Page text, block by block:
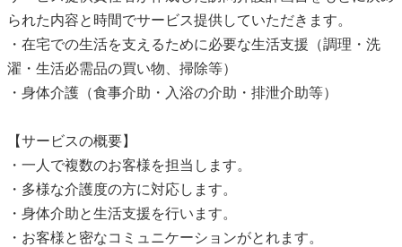
られた内容と時間でサービス提供していただきます。
・在宅での生活を支えるために必要な生活支援（調理・洗
濯・生活必需品の買い物、掃除等）
・身体介護（食事介助・入浴の介助・排泄介助等）
【サービスの概要】
・一人で複数のお客様を担当します。
・多様な介護度の方に対応します。
・身体介助と生活支援を行います。
・お客様と密なコミュニケーションがとれます。